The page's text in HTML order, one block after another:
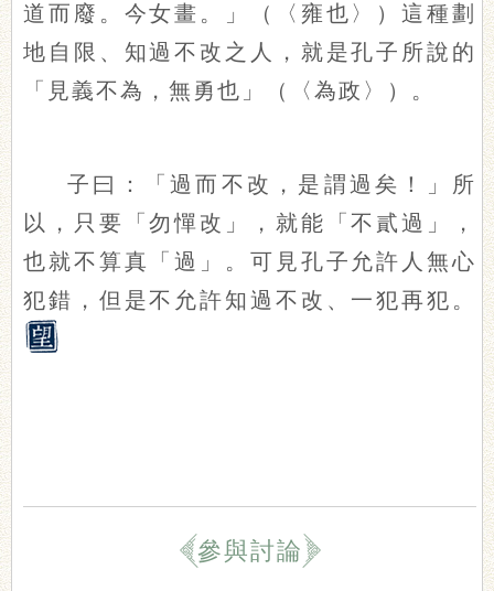
道而廢。今女畫。」（〈雍也〉）這種劃
地自限、知過不改之人，就是孔子所說的
「見義不為，無勇也」（〈為政〉）。
子曰：「過而不改，是謂過矣！」所
以，只要「勿憚改」，就能「不貳過」，
也就不算真「過」。可見孔子允許人無心
犯錯，但是不允許知過不改、一犯再犯。
參與討論